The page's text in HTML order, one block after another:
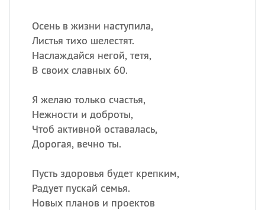
Осень в жизни наступила,
Листья тихо шелестят.
Наслаждайся негой, тетя,
В своих славных 60.
Я желаю только счастья,
Нежности и доброты,
Чтоб активной оставалась,
Дорогая, вечно ты.
Пусть здоровья будет крепким,
Радует пускай семья.
Новых планов и проектов